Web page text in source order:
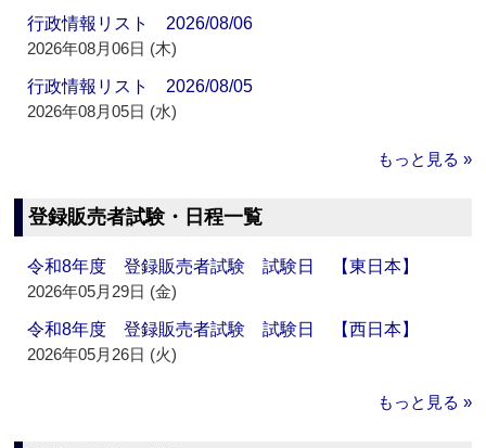
行政情報リスト 2026/08/06
2026年08月06日 (木)
行政情報リスト 2026/08/05
2026年08月05日 (水)
もっと見る »
登録販売者試験・日程一覧
令和8年度 登録販売者試験 試験日 【東日本】
2026年05月29日 (金)
令和8年度 登録販売者試験 試験日 【西日本】
2026年05月26日 (火)
もっと見る »